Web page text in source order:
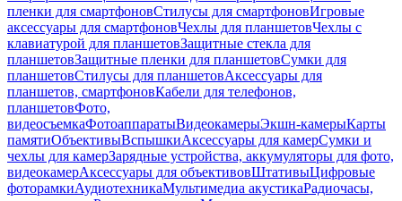
пленки для смартфоновСтилусы для смартфоновИгровые
аксессуары для смартфоновЧехлы для планшетовЧехлы с
клавиатурой для планшетовЗащитные стекла для
планшетовЗащитные пленки для планшетовСумки для
планшетовСтилусы для планшетовАксессуары для
планшетов, смартфоновКабели для телефонов,
планшетовФото,
видеосъемкаФотоаппаратыВидеокамерыЭкшн-камерыКарты
памятиОбъективыВспышкиАксессуары для камерСумки и
чехлы для камерЗарядные устройства, аккумуляторы для фото,
видеокамерАксессуары для объективовШтативыЦифровые
фоторамкиАудиотехникаМультимедиа акустикаРадиочасы,